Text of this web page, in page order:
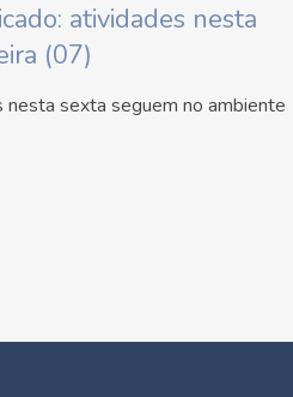
atividades nesta
(07)
sexta seguem no ambiente